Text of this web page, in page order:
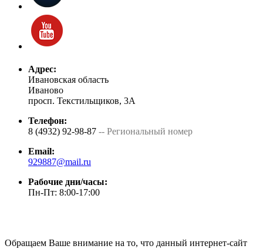
Адрес:
Ивановская область
Иваново
просп. Текстильщиков, 3А
Телефон:
8 (4932) 92-98-87 -- Региональный номер
Email:
929887@mail.ru
Рабочие дни/часы:
Пн-Пт: 8:00-17:00
Обращаем Ваше внимание на то, что данный интернет-сайт